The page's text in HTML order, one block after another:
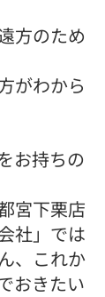
方のため
がわから
お持ちの
宮下栗店
社」では
、これか
おきたい